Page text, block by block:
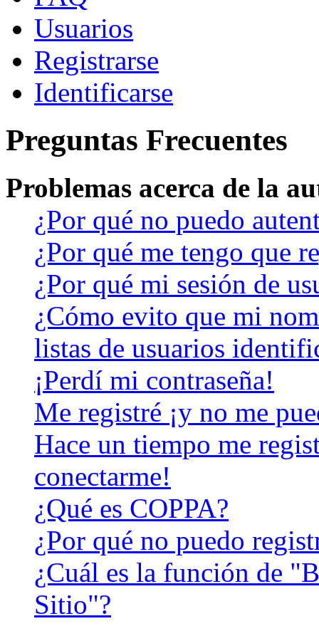
Usuarios
Registrarse
Identificarse
Preguntas Frecuentes
Problemas acerca de la
¿Por qué no puedo
¿Por qué me tengo que
¿Por qué mi sesión de
¿Cómo evito que mi
listas de usuarios
¡Perdí mi contraseña!
Me registré ¡y no me
Hace un tiempo me
conectarme!
¿Qué es COPPA?
¿Por qué no puedo
¿Cuál es la función de
Sitio"?